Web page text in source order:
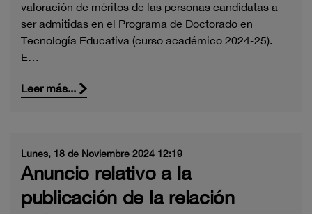
valoración de méritos de las personas candidatas a
ser admitidas en el Programa de Doctorado en
Tecnología Educativa (curso académico 2024-25).
E…
Leer más...
Lunes, 18 de Noviembre 2024 12:19
Anuncio relativo a la
publicación de la relación